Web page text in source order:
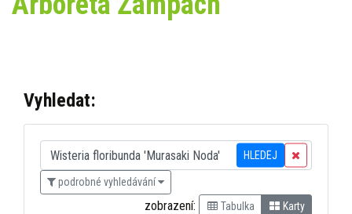
Vyhledat:
HLEDEJ
podrobné vyhledávání
zobrazení: Tabulka Karty